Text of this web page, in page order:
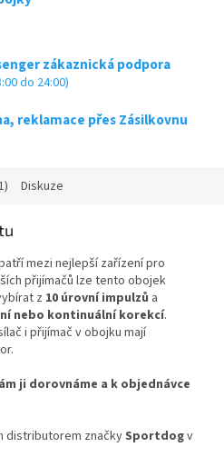
zákaznická podpora
do 24:00)
reklamace přes Zásilkovnu
Diskuze
mezi nejlepší zařízení pro
přijímačů lze tento obojek
z 10 úrovní impulzů a
nebo kontinuální korekcí.
i přijímač v obojku mají
ji dorovnáme a k objednávce
distributorem značkySportdogv